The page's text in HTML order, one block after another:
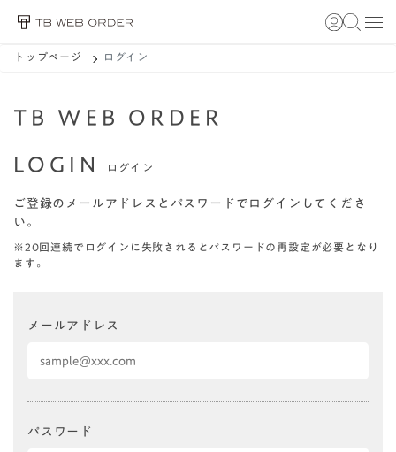
トップページ ログイン
TB WEB ORDER
LOGIN ログイン
ご登録のメールアドレスとパスワードでログインしてくださ
い。
※20回連続でログインに失敗されるとパスワードの再設定が必要となり
ます。
メールアドレス
パスワード